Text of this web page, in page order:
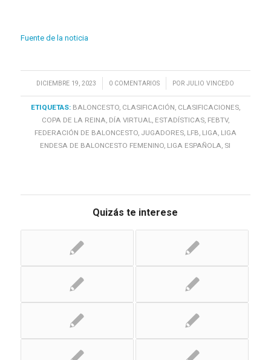
Fuente de la noticia
DICIEMBRE 19, 2023
/ 0 COMENTARIOS
/ PORJULIO VINCEDO
ETIQUETAS: BALONCESTO, CLASIFICACIÓN, CLASIFICACIONES,
COPA DE LA REINA, DÍA VIRTUAL, ESTADÍSTICAS, FEBTV,
FEDERACIÓN DE BALONCESTO, JUGADORES, LFB, LIGA, LIGA
ENDESA DE BALONCESTO FEMENINO, LIGA ESPAÑOLA, SI
Quizás te interese